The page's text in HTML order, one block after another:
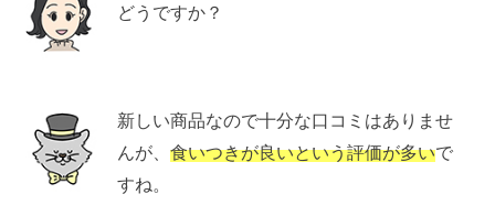
どうですか？
新しい商品なので十分な口コミはありませ
んが、食いつきが良いという評価が多いで
すね。